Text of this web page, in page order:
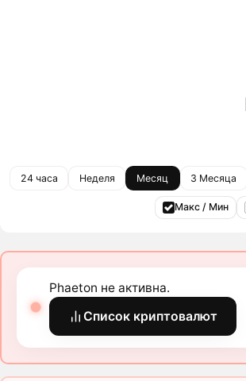
24 часа Неделя Месяц 3 Месяца
Макс / Мин
Phaeton не активна.
Список криптовалют